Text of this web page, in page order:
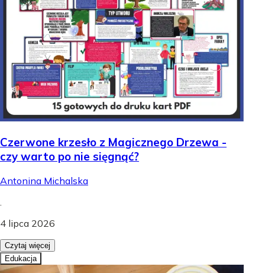
Czerwone krzesło z Magicznego Drzewa -
czy warto po nie sięgnąć?
Antonina Michalska
4 lipca 2026
Czytaj więcej
Edukacja